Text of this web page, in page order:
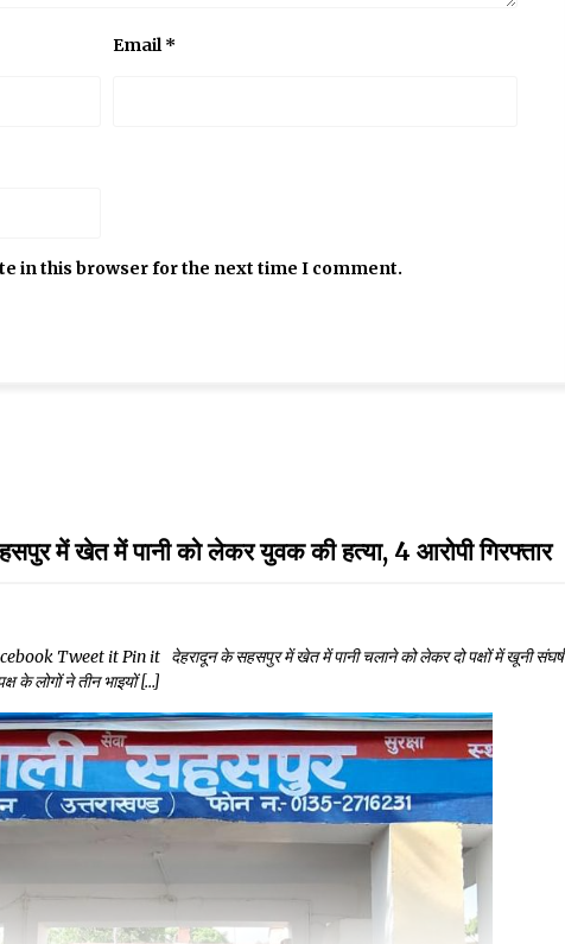
Email*
in this browser for the next time I comment.
खेत में पानी को लेकर युवक की हत्या, 4 आरोपी गिरफ्तार
Tweet it Pin it देहरादून के सहसपुर में खेत में पानी चलाने को लेकर दो पक्षों में खूनी संघर्ष
के लोगों ने तीन भाइयों […]